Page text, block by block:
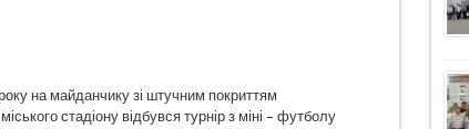
на майданчику зі штучним покриттям
стадіону відбувся турнір з міні – футболу